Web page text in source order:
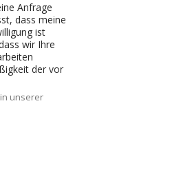
Anfrage
dass meine
wir Ihre
der vor
unserer